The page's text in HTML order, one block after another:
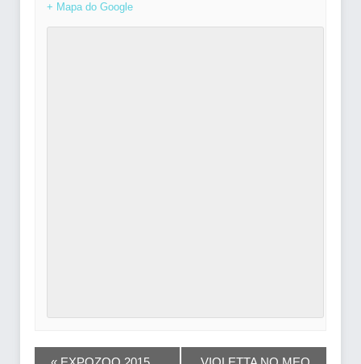
+ Mapa do Google
NAVEGAÇÃO